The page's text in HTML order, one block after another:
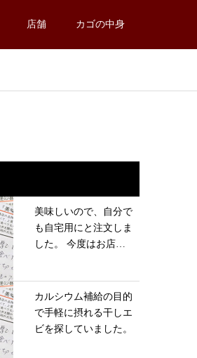
店舗 カゴの中身
美味しいので、自分で
も自宅用にと注文しま
した。 今度はお店
カルシウム補給の目的
で手軽に摂れる干しエ
ビを探していました。